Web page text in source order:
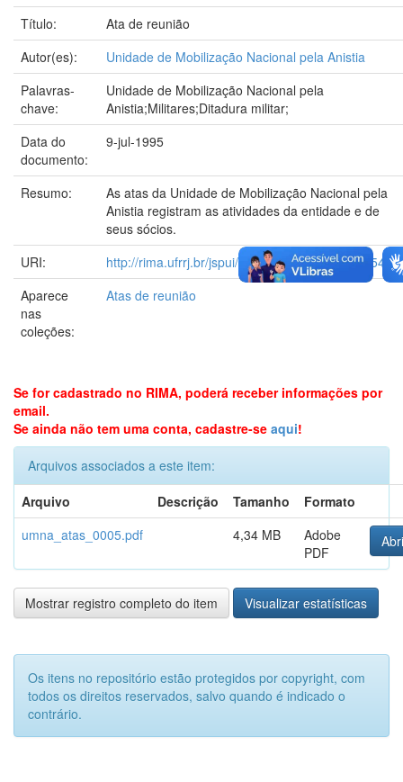
Título:
Ata de reunião
Autor(es):
Unidade de Mobilização Nacional pela Anistia
Palavras-
chave:
Unidade de Mobilização Nacional pela
Anistia;Militares;Ditadura militar;
Data do
documento:
9-jul-1995
Resumo:
As atas da Unidade de Mobilização Nacional pela
Anistia registram as atividades da entidade e de
seus sócios.
URI:
http://rima.ufrrj.br/jspui/handle/20.500.14407/25455
Aparece
nas
coleções:
Atas de reunião
Se for cadastrado no RIMA, poderá receber informações por
email.
Se ainda não tem uma conta, cadastre-se aqui!
Arquivos associados a este item:
Arquivo
Descrição Tamanho
Formato
umna_atas_0005.pdf
4,34 MB
Adobe
PDF
Mostrar registro completo do item Visualizar estatísticas
Os itens no repositório estão protegidos por copyright, com
todos os direitos reservados, salvo quando é indicado o
contrário.